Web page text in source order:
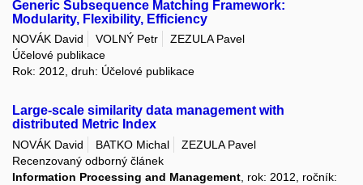
Generic Subsequence Matching Framework:
Modularity, Flexibility, Efficiency
NOVÁK David VOLNÝ Petr
ZEZULA Pavel
Účelové publikace
Rok: 2012, druh: Účelové publikace
Large-scale similarity data management with
distributed Metric Index
NOVÁK David BATKO Michal
ZEZULA Pavel
Recenzovaný odborný článek
Information Processing and Management , rok: 2012, ročník: